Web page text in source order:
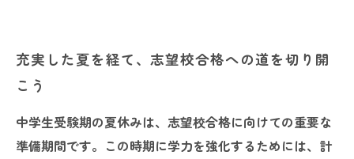
充実した夏を経て、志望校合格への道を切り開
こう
中学生受験期の夏休みは、志望校合格に向けての重要な
準備期間です。この時期に学力を強化するためには、計